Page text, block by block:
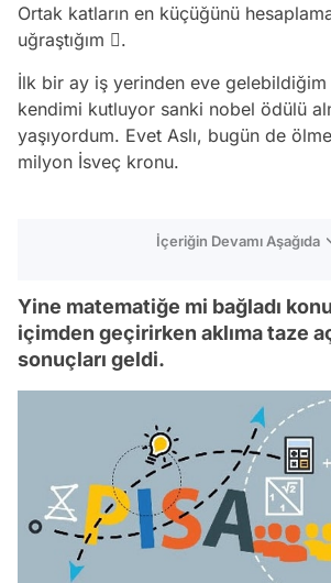
Ortak katların en küçüğünü
uğraştığım .
İlk bir ay iş yerinden eve
kendimi kutluyor sanki nobel ödülü
yaşıyordum. Evet Aslı, bugün de
milyon İsveç kronu.
İçeriğin Devamı Aşağıda
Yine matematiğe mi bağladı
içimden geçirirken aklıma taze
sonuçları geldi.